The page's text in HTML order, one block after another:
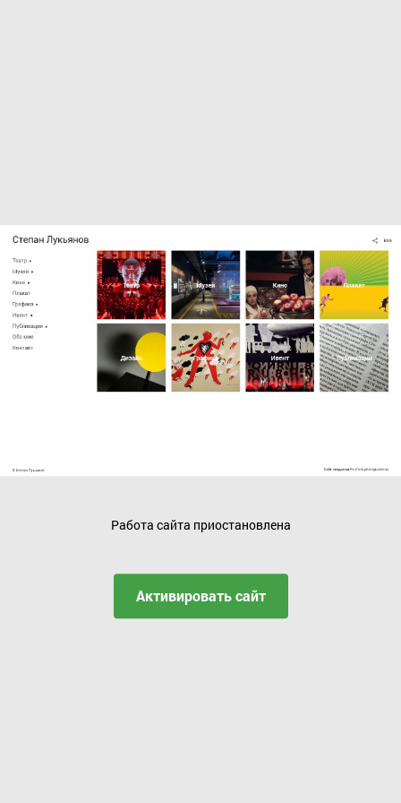
Работа сайта приостановлена
Активировать сайт